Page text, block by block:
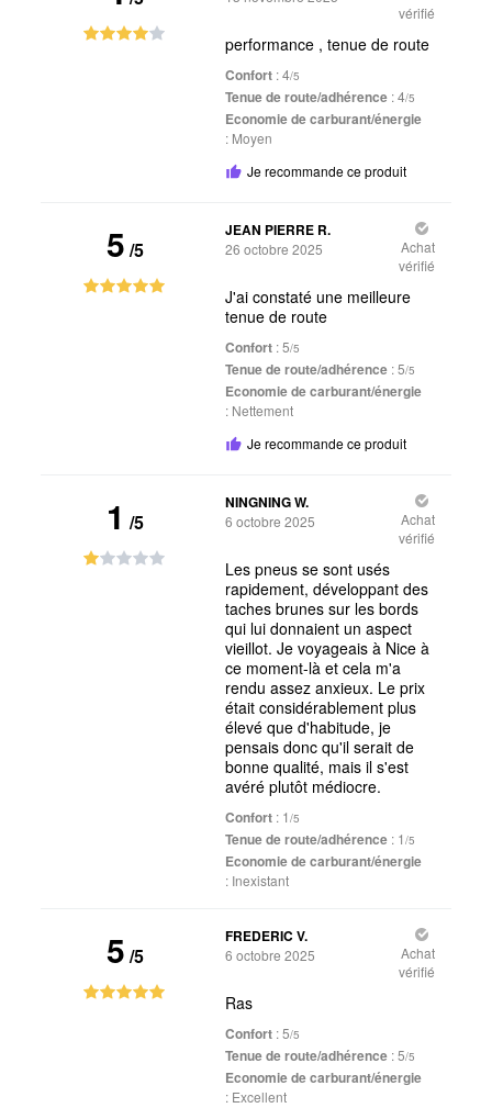
vérifié
performance , tenue de route
Confort : 4/5
Tenue de route/adhérence : 4/5
Economie de carburant/énergie
: Moyen
Je recommande ce produit
5 /5
JEAN PIERRE R.
26 octobre 2025
Achat
vérifié
J'ai constaté une meilleure
tenue de route
Confort : 5/5
Tenue de route/adhérence : 5/5
Economie de carburant/énergie
: Nettement
Je recommande ce produit
1 /5
NINGNING W.
6 octobre 2025
Achat
vérifié
Les pneus se sont usés
rapidement, développant des
taches brunes sur les bords
qui lui donnaient un aspect
vieillot. Je voyageais à Nice à
ce moment-là et cela m'a
rendu assez anxieux. Le prix
était considérablement plus
élevé que d'habitude, je
pensais donc qu'il serait de
bonne qualité, mais il s'est
avéré plutôt médiocre.
Confort : 1/5
Tenue de route/adhérence : 1/5
Economie de carburant/énergie
: Inexistant
5 /5
FREDERIC V.
6 octobre 2025
Achat
vérifié
Ras
Confort : 5/5
Tenue de route/adhérence : 5/5
Economie de carburant/énergie
: Excellent